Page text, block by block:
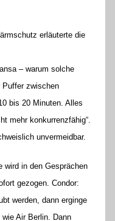
erläuterte die
– warum solche
Puffer zwischen
bis 20 Minuten. Alles
mehr konkurrenzfähig“.
unvermeidbar.
wird in den Gesprächen
gezogen. Condor:
werden, dann erginge
Air Berlin. Dann